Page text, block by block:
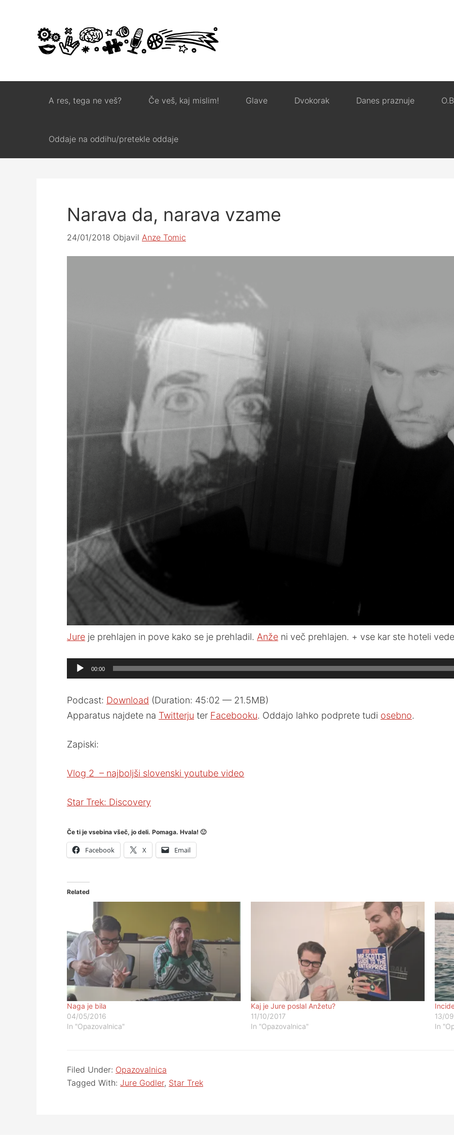
A res, tega ne veš? Če veš, kaj mislim! Glave Dvokorak Danes praznuje
Oddaje na oddihu/pretekle oddaje
Narava da, narava vzame
24/01/2018 Objavil Anze Tomic
Jure je prehlajen in pove kako se je prehladil. Anže ni več prehlajen. + vse kar ste hoteli
Audio
Player
00:00
Podcast: Download (Duration: 45:02 — 21.5MB)
Apparatus najdete na Twitterju ter Facebooku. Oddajo lahko podprete tudi osebno.
Zapiski:
Vlog 2 – najboljši slovenski youtube video
Star Trek: Discovery
Če ti je vsebina všeč, jo deli. Pomaga. Hvala! 🙂
Facebook X Email
Related
Naga je bila
04/05/2016
In "Opazovalnica"
Kaj je Jure poslal Anžetu?
11/10/2017
In "Opazovalnica"
13/
In
Filed Under: Opazovalnica
Tagged With: Jure Godler, Star Trek